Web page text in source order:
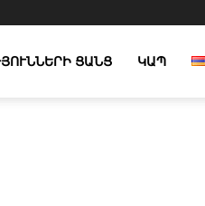
ՑԱՆՑ ԿԱՊ